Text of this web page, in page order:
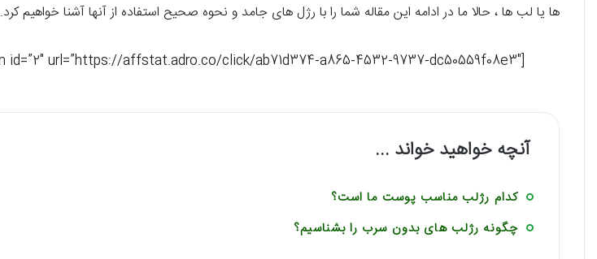
ها یا لب ها ، حالا ما در ادامه این مقاله شما را با رژل های جامد و نحوه صحیح استفاده از آنها آشنا خواهیم کرد.
[maxbutton id=”2″ url=”https://affstat.adro.co/click/ab71d374-a865-4532-9737-dc50559f08e3″ ]
آنچه خواهید خواند ...
کدام رژلب مناسب پوست ما است؟
چگونه رژلب های بدون سرب را بشناسیم؟